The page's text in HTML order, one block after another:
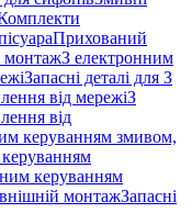
Прихований
монтажЗ електронним
Запасні деталі для З
від мережіЗ
від
керуванням змивом,
керуванням
монтажЗапасні